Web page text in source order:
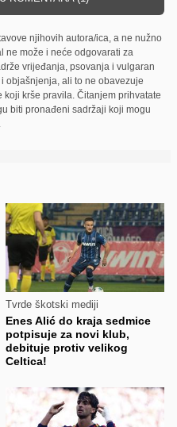
njihovih autora/ica, a ne nužno
ne može i neće odgovarati za
vrijeđanja, psovanja i vulgaran
objašnjenja, ali to ne obavezuje
krše pravila. Čitanjem prihvatate
biti pronađeni sadržaji koji mogu
Tvrde škotski mediji
Enes Alić do kraja sedmice
potpisuje za novi klub,
debituje protiv velikog
Celtica!